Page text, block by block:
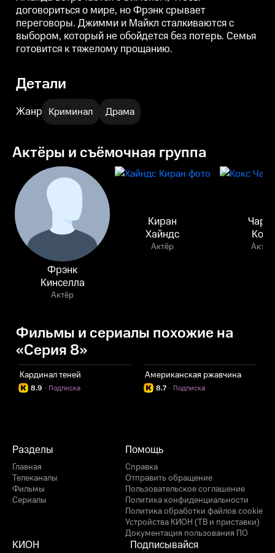
договориться о мире, но Фрэнк срывает
переговоры. Джимми и Майкл сталкиваются с
выбором, который не обойдется без потерь. Семья
готовится к тяжелому прощанию.
Детали
Жанр Криминал Драма
Актёры и съёмочная группа
Фрэнк
Кинселла
Актёр
Киран
Хайндс
Актёр
Кокс
Актёр
Фильмы и сериалы похожие на
«Серия 8»
Кардинал теней
8.9 Подписка
·
Американская ржавчина
8.7 Подписка
·
Разделы
Главная
Телеканалы
Фильмы
Сериалы
Помощь
Справка
Отправить обращение
Пользовательское соглашение
Политика конфиденциальности
Политика обработки файлов cookie
Устройства КИОН (ТВ и приставки)
Документация пользования ПО
КИОН Подписывайся